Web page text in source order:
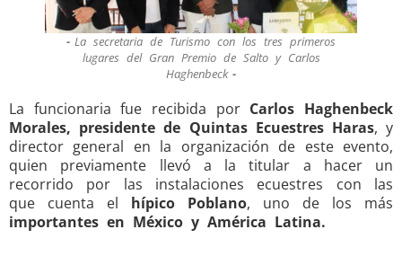
La secretaria de Turismo con los tres primeros
lugares del Gran Premio de Salto y Carlos
Haghenbeck
La funcionaria fue recibida por Carlos Haghenbeck
Morales, presidente de Quintas Ecuestres Haras, y
director general en la organización de este evento,
quien previamente llevó a la titular a hacer un
recorrido por las instalaciones ecuestres con las
que cuenta el hípico Poblano, uno de los más
importantes en México y América Latina.